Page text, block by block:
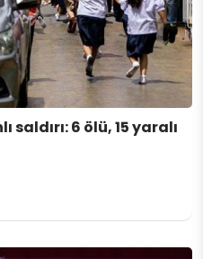
6 ölü, 15 yaralı